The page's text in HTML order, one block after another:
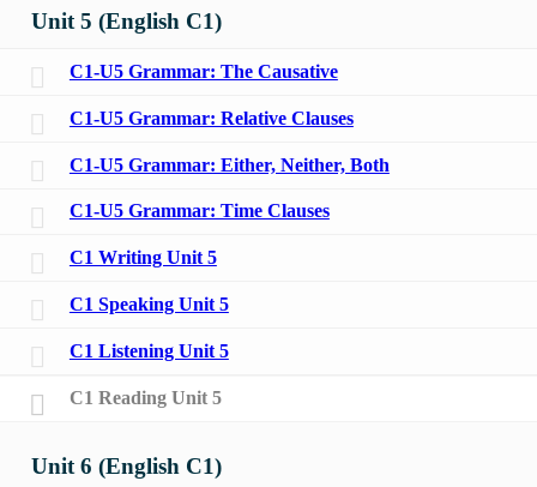
Unit 5 (English C1)
C1-U5 Grammar: The Causative
C1-U5 Grammar: Relative Clauses
C1-U5 Grammar: Either, Neither, Both
C1-U5 Grammar: Time Clauses
C1 Writing Unit 5
C1 Speaking Unit 5
C1 Listening Unit 5
C1 Reading Unit 5
Unit 6 (English C1)